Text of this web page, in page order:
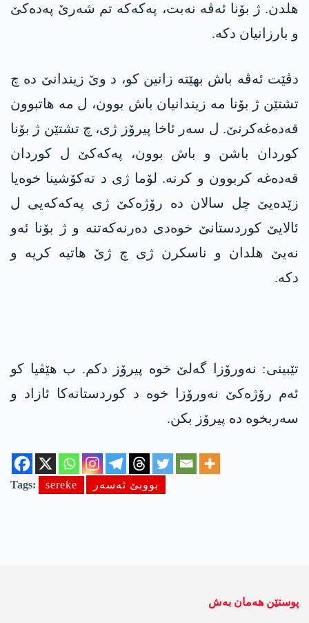
ھلدن. ژ بۆنا ئەڤە نەبت، پەکەکە تم شەرێ پەدەکێ
و بارزانیان دکە.
دڤێت ئەڤە باش بهێتە زانین کو، د وێ زیندانێ دە چ
تشتێن ژ بۆنا مە زیندانیان باش بوون، ل مە ھاتبوون
قەدەغەکرنێ. ل سەر ئاخا پیرۆز ژی، چ تشتێن ژ بۆنا
کوردان باشن و باش بوون، پەکەکێ ل کوردان
قەدەغە کربوون و کرنە. لۆما ژی د تەکۆشینا خوەیا
زێدەیێ چل سالان دە رۆژەکێ ژی پەکەکەیی ل
ئالایێ کوردستانێ خوەدی دەرنەکەتنە و ژ بۆنا ئەو
نەیێ ھلدان و ناسکرن ژی چ ژێ ھاتیە کریە و
دکە.
تێبینی: نەورۆزا گەلێ خوە پیرۆز دکم. ب ھێڤیا کو
ئەم رۆژەکێ نەورۆزا خوە د کوردستانەکا ئازاد و
سەربخوە دە پیرۆز بکن.
Tags: sereke بووبێ ئەسەر
پوستێن ھەمان بەش